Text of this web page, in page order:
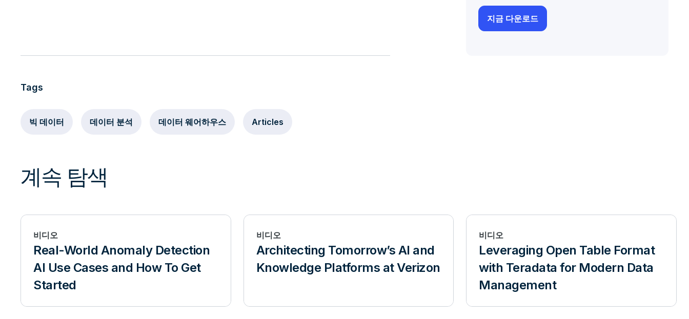
Tags
빅 데이터 데이터 분석 데이터 웨어하우스 Articles
계속 탐색
비디오
Real-World Anomaly Detection
AI Use Cases and How To Get
Started
비디오
Architecting Tomorrow’s AI and
Knowledge Platforms at Verizon
비디오
Leveraging Open Table Format
with Teradata for Modern Data
Management